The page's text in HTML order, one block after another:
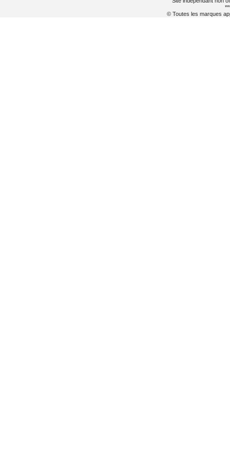
© Toutes les marques